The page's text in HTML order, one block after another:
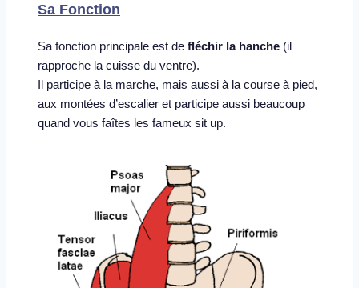
Sa Fonction
Sa fonction principale est de fléchir la hanche (il
rapproche la cuisse du ventre).
Il participe à la marche, mais aussi à la course à pied,
aux montées d’escalier et participe aussi beaucoup
quand vous faîtes les fameux sit up.